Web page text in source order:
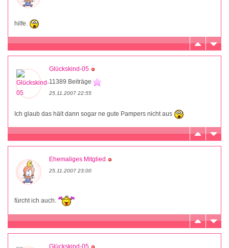
hilfe.
Glückskind-05
11389 Beiträge
25.11.2007 22:55
Ich glaub das hält dann sogar ne gute Pampers nicht aus
Ehemaliges Mitglied
25.11.2007 23:00
fürcht ich auch.
Glückskind-05